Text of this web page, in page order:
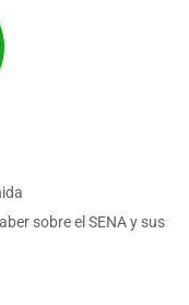
sobre el SENA y sus